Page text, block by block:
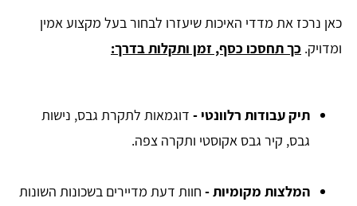
כאן נרכז את מדדי האיכות שיעזרו לבחור בעל מקצוע אמין
ומדויק. כך תחסכו כסף, זמן ותקלות בדרך:
תיק עבודות רלוונטי - דוגמאות לתקרת גבס, נישות
גבס, קיר גבס אקוסטי ותקרה צפה.
המלצות מקומיות - חוות דעת מדיירים בשכונות השונות